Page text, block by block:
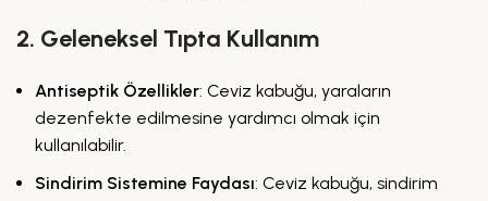
2. Geleneksel Tıpta Kullanım
Antiseptik Özellikler: Ceviz kabuğu, yaraların
dezenfekte edilmesine yardımcı olmak için
kullanılabilir.
Sindirim Sistemine Faydası: Ceviz kabuğu, sindirim